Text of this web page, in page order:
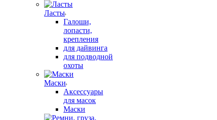
Ласты
Галоши,
лопасти,
крепления
для дайвинга
для подводной
охоты
Маски
Аксессуары
для масок
Маски